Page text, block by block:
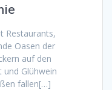
Restaurants,
Oasen der
auf den
Glühwein
fallen[…]